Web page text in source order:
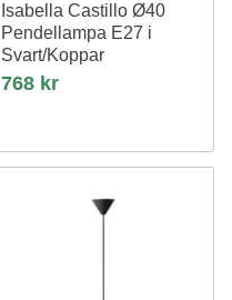
Isabella Castillo Ø40
Pendellampa E27 i
Svart/Koppar
Nielsen Light
768 kr